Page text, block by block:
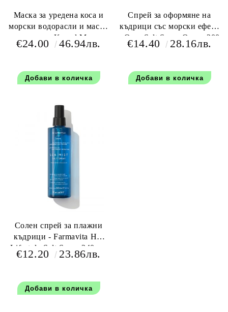
Маска за уредена коса и
морски водорасли и масло
от монои - Kaaral Maraes
Renew Care Mask 500 мл
€24.00 46.94лв.
Спрей за оформяне на
къдрици със морски ефект
- Qure Salt Spray Ocean 200
мл
€14.40 28.16лв.
Солен спрей за плажни
къдрици - Farmavita HD
Lifestyle Salt Spray 240 мл
€12.20 23.86лв.